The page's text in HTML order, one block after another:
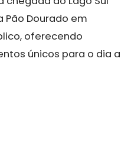
Dourado em
oferecendo
únicos para o dia a